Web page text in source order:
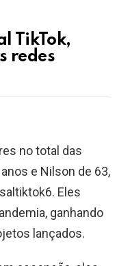
TikTok,
redes
no total das
e Nilson de 63,
Eles
ganhando
lançados.